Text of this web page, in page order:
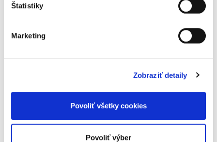
Štatistiky
Marketing
Zobraziť detaily
Povoliť všetky cookies
Povoliť výber
Jedinečný komentár k zákonu č. 314/2018 Z. z. o
praxe a z akademickej sféry, z ktorých sa
niektorí v rámci...
Nariadenie o
konaní